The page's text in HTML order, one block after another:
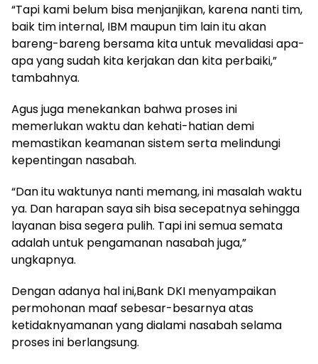
“Tapi kami belum bisa menjanjikan, karena nanti tim,
baik tim internal, IBM maupun tim lain itu akan
bareng-bareng bersama kita untuk mevalidasi apa-
apa yang sudah kita kerjakan dan kita perbaiki,”
tambahnya.
Agus juga menekankan bahwa proses ini
memerlukan waktu dan kehati-hatian demi
memastikan keamanan sistem serta melindungi
kepentingan nasabah.
“Dan itu waktunya nanti memang, ini masalah waktu
ya. Dan harapan saya sih bisa secepatnya sehingga
layanan bisa segera pulih. Tapi ini semua semata
adalah untuk pengamanan nasabah juga,”
ungkapnya.
Dengan adanya hal ini,Bank DKI menyampaikan
permohonan maaf sebesar-besarnya atas
ketidaknyamanan yang dialami nasabah selama
proses ini berlangsung.